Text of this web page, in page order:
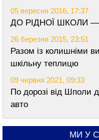
05 вересня 2016, 17:37
ДО РІДНОЇ ШКОЛИ —
26 березня 2015, 23:51
Разом із колишніми
шкільну теплицю
09 червня 2021, 09:33
По дорозі від Шполи
авто
МИ У